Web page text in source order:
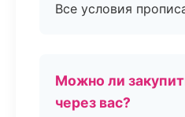
Все условия
Можно ли
через вас?